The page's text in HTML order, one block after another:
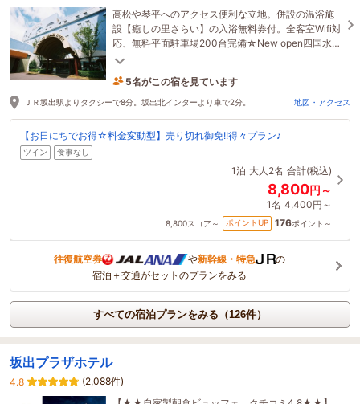
高松や琴平へのアクセス便利な立地。併設の温浴施
設【癒しの里さらい】の入浴無料券付。全客室Wifi対
応、無料平面駐車場200台完備☆New open四国水族
館までお車で15分
5名がこの宿を見ています
24分前に予約されました
ＪＲ坂出駅よりタクシーで8分。坂出北インターより車で2分。 地図・アクセス
【お日にちでお得☆料金変動型】売り切れ御免!!得々プラン♪
ツイン 食事なし
1泊 大人2名 合計(税込)
8,800円～
1名 4,400円～
8,800スコア～ ポイントUP 176ポイント～
往復航空券 や新幹線・特急
の
宿泊＋交通がセットのプランをみる
すべての宿泊プランをみる（126件）
坂出プラザホテル
4.8
(2,088件)